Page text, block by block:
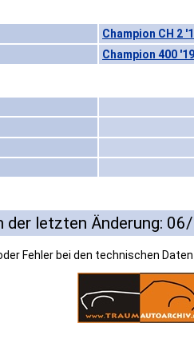
Champion CH 2
Champion 400
der letzten Änderung:
Fehler bei den technischen